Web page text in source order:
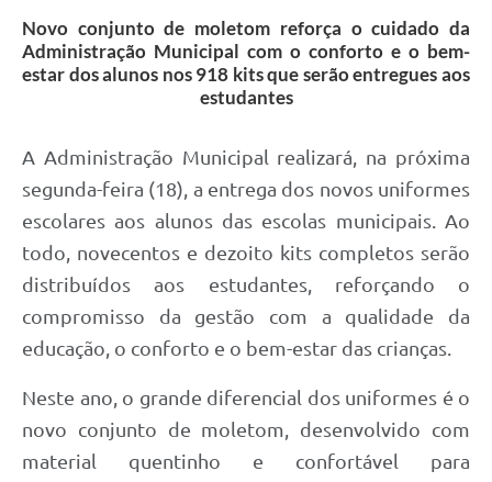
Novo conjunto de moletom reforça o cuidado da
Administração Municipal com o conforto e o bem-
estar dos alunos nos 918 kits que serão entregues aos
estudantes
A Administração Municipal realizará, na próxima
segunda-feira (18), a entrega dos novos uniformes
escolares aos alunos das escolas municipais. Ao
todo, novecentos e dezoito kits completos serão
distribuídos aos estudantes, reforçando o
compromisso da gestão com a qualidade da
educação, o conforto e o bem-estar das crianças.
Neste ano, o grande diferencial dos uniformes é o
novo conjunto de moletom, desenvolvido com
material quentinho e confortável para